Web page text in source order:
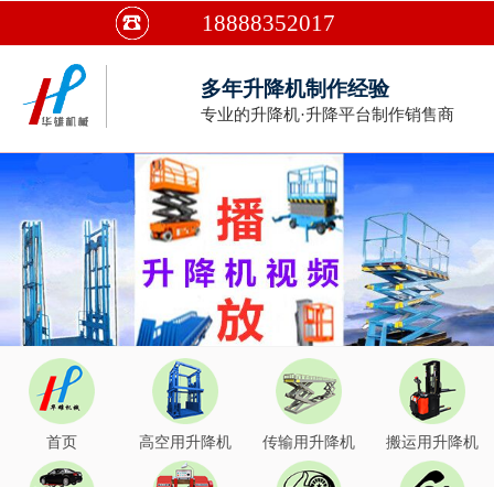
18888352017
多年升降机制作经验
专业的升降机·升降平台制作销售商
首页 高空用升降机 传输用升降机 搬运用升降机